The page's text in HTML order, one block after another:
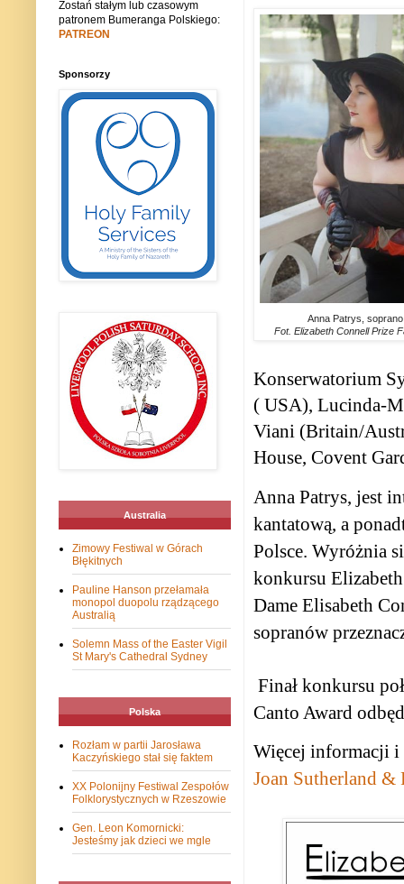
Anna Patrys,
Fot. Elizabeth Connell Prize
Konserwatorium
( USA), Lucinda-
Viani (Britain/
House, Covent
Anna Patrys, jest
kantatową, a
Polsce. Wyróżnia
konkursu
Dame Elisabeth
sopranów
Finał konkursu
Canto Award
Więcej informacji
Joan Sutherland
Zostań stałym lub czasowym
patronem Bumeranga Polskiego:
PATREON
Sponsorzy
Australia
Zimowy Festiwal w Górach
Błękitnych
Pauline Hanson przełamała
monopol duopolu rządzącego
Australią
Solemn Mass of the Easter Vigil
St Mary's Cathedral Sydney
Polska
Rozłam w partii Jarosława
Kaczyńskiego stał się faktem
XX Polonijny Festiwal Zespołów
Folklorystycznych w Rzeszowie
Gen. Leon Komornicki:
Jesteśmy jak dzieci we mgle